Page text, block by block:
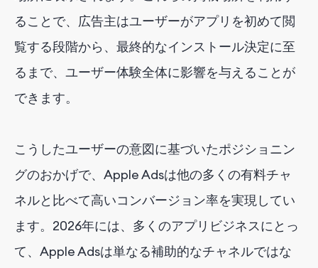
ることで、広告主はユーザーがアプリを初めて閲
覧する段階から、最終的なインストール決定に至
るまで、ユーザー体験全体に影響を与えることが
できます。
こうしたユーザーの意図に基づいたポジショニン
グのおかげで、Apple Adsは他の多くの有料チャ
ネルと比べて高いコンバージョン率を実現してい
ます。2026年には、多くのアプリビジネスにとっ
て、Apple Adsは単なる補助的なチャネルではな